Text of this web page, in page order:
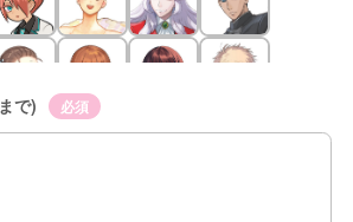
で) 必須